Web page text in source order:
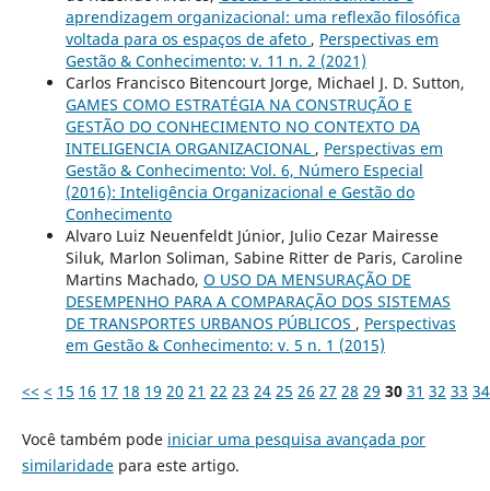
aprendizagem organizacional: uma reflexão filosófica
voltada para os espaços de afeto , Perspectivas em
Gestão & Conhecimento: v. 11 n. 2 (2021)
Carlos Francisco Bitencourt Jorge, Michael J. D. Sutton,
GAMES COMO ESTRATÉGIA NA CONSTRUÇÃO E
GESTÃO DO CONHECIMENTO NO CONTEXTO DA
INTELIGENCIA ORGANIZACIONAL , Perspectivas em
Gestão & Conhecimento: Vol. 6, Número Especial
(2016): Inteligência Organizacional e Gestão do
Conhecimento
Alvaro Luiz Neuenfeldt Júnior, Julio Cezar Mairesse
Siluk, Marlon Soliman, Sabine Ritter de Paris, Caroline
Martins Machado, O USO DA MENSURAÇÃO DE
DESEMPENHO PARA A COMPARAÇÃO DOS SISTEMAS
DE TRANSPORTES URBANOS PÚBLICOS , Perspectivas
em Gestão & Conhecimento: v. 5 n. 1 (2015)
<< < 15 16 17 18 19 20 21 22 23 24 25 26 27 28 29 30 31 32 33 34
Você também pode iniciar uma pesquisa avançada por
similaridadepara este artigo.